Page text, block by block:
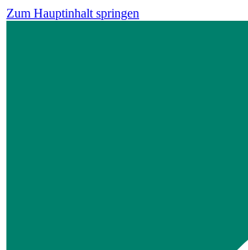
Zum Hauptinhalt springen